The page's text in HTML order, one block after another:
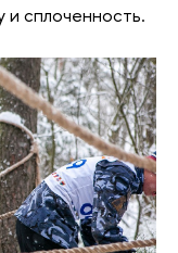
сплоченность.